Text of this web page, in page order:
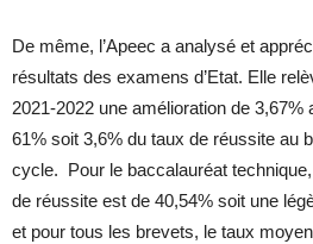
De même, l’Apeec a analysé et
résultats des examens d’Etat. Elle
2021-2022 une amélioration de 3,67%
61% soit 3,6% du taux de réussite au
cycle. Pour le baccalauréat technique,
de réussite est de 40,54% soit une
et pour tous les brevets, le taux